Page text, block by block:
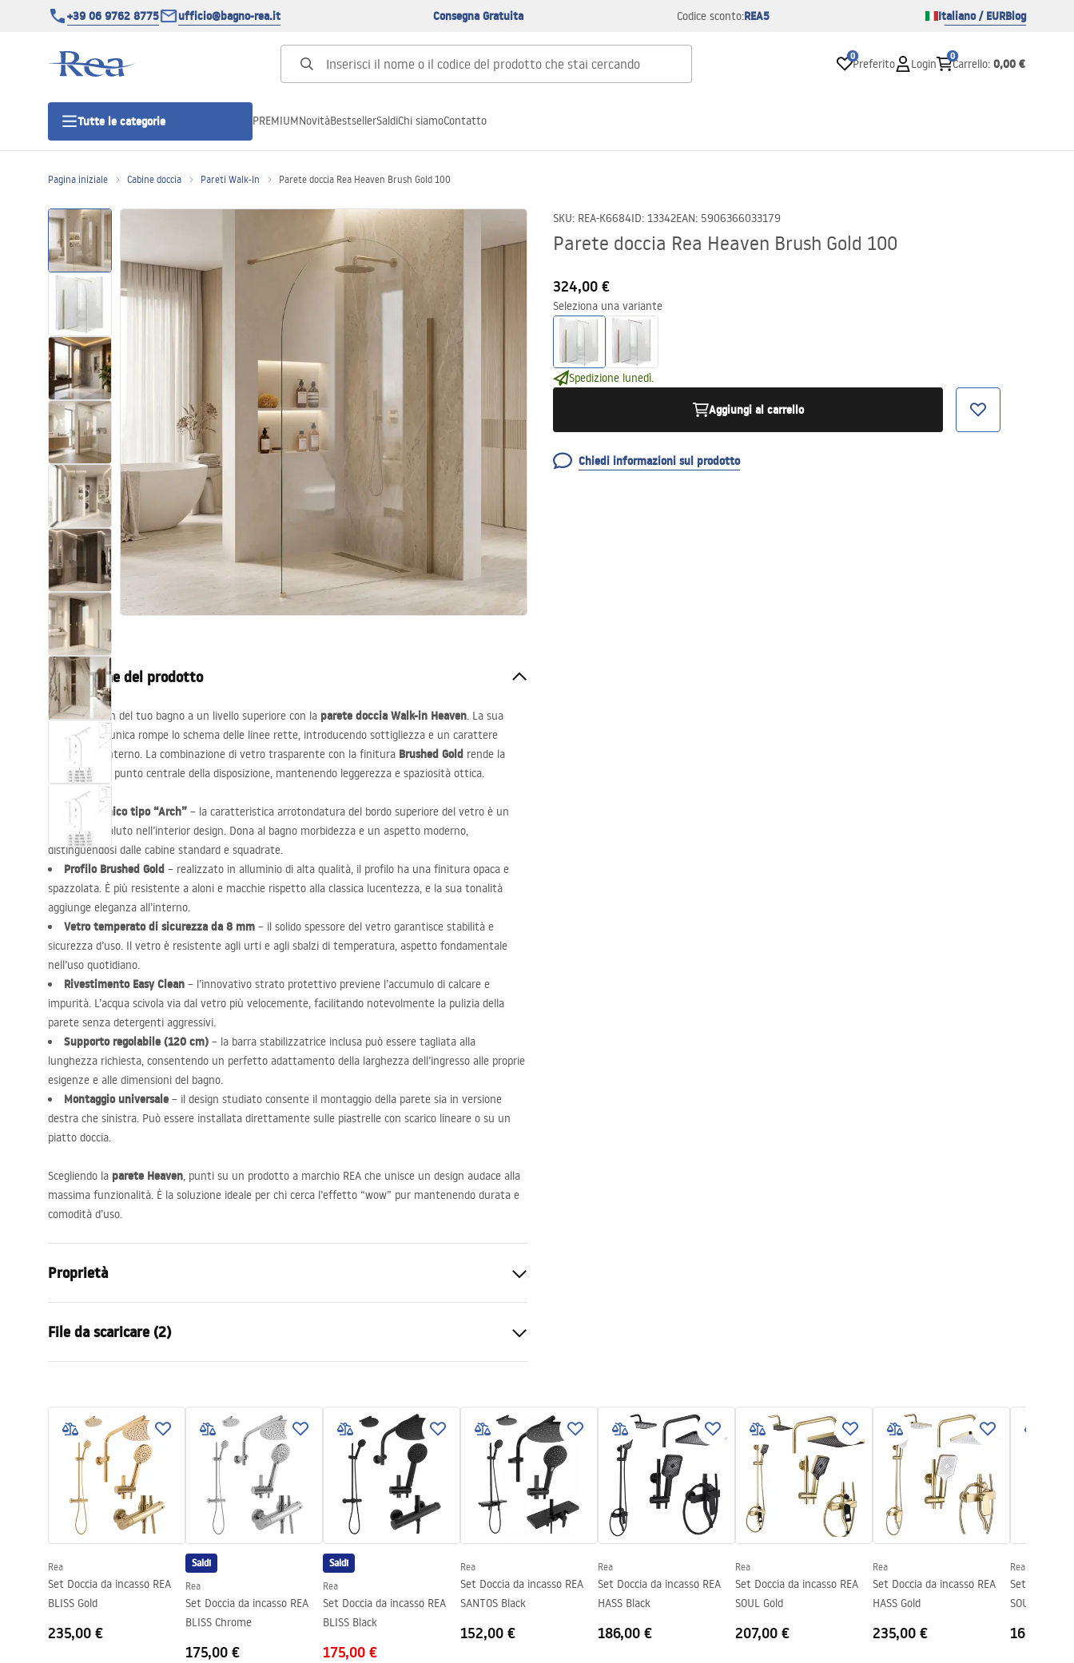
+39 06 9762 8775 ufficio@bagno-rea.it Consegna Gratuita Codice sconto:REA5 Italiano / EURBlog
0
Preferito Login
0
Carrello: 0,00 €
Tutte le categorie
Porte doccia
Piatti doccia da bagno
Canaline di scarico
Set di vaso WC e bidet
Lavabi
Vasche da bagno e schermi vasca
Rubinetti da bagno
Set doccia
Cucina
Accessori e mobili da bagno
PREMIUMNovitàBestsellerSaldiChi siamoContatto
Pagina iniziale Cabine doccia Pareti Walk-In Parete doccia Rea Heaven Brush Gold 100
SKU: REA-K6684ID: 13342EAN: 5906366033179
Parete doccia Rea Heaven Brush Gold 100
324,00 €
Seleziona una variante
Spedizione lunedì.
Aggiungi al carrello
Chiedi informazioni sul prodotto
Descrizione del prodotto
Porta il design del tuo bagno a un livello superiore con la parete doccia Walk-in Heaven. La sua
forma curva unica rompe lo schema delle linee rette, introducendo sottigliezza e un carattere
lussuoso all’interno. La combinazione di vetro trasparente con la finitura Brushed Gold rende la
zona doccia il punto centrale della disposizione, mantenendo leggerezza e spaziosità ottica.
Design unico tipo “Arch” – la caratteristica arrotondatura del bordo superiore del vetro è un
successo assoluto nell’interior design. Dona al bagno morbidezza e un aspetto moderno,
distinguendosi dalle cabine standard e squadrate.
Profilo Brushed Gold – realizzato in alluminio di alta qualità, il profilo ha una finitura opaca e
spazzolata. È più resistente a aloni e macchie rispetto alla classica lucentezza, e la sua tonalità
aggiunge eleganza all’interno.
Vetro temperato di sicurezza da 8 mm – il solido spessore del vetro garantisce stabilità e
sicurezza d’uso. Il vetro è resistente agli urti e agli sbalzi di temperatura, aspetto fondamentale
nell’uso quotidiano.
Rivestimento Easy Clean – l’innovativo strato protettivo previene l’accumulo di calcare e
impurità. L’acqua scivola via dal vetro più velocemente, facilitando notevolmente la pulizia della
parete senza detergenti aggressivi.
Supporto regolabile (120 cm) – la barra stabilizzatrice inclusa può essere tagliata alla
lunghezza richiesta, consentendo un perfetto adattamento della larghezza dell’ingresso alle proprie
esigenze e alle dimensioni del bagno.
Montaggio universale – il design studiato consente il montaggio della parete sia in versione
destra che sinistra. Può essere installata direttamente sulle piastrelle con scarico lineare o su un
piatto doccia.
Scegliendo la parete Heaven, punti su un prodotto a marchio REA che unisce un design audace alla
massima funzionalità. È la soluzione ideale per chi cerca l’effetto “wow” pur mantenendo durata e
comodità d’uso.
Proprietà
Colore
Tipo di cabina
Walk-in
Assemblaggio
Sul pavimento o piatto doccia
Altezza
Direzione della cabina
Garanzia
Rivestimento Easy Clean
Sì, su entrambi i lati del vetro
File da scaricare (2)
Informazioni sulla sicurezza
WARUNKI BEZPIECZENSTWA
KABINY DRZWI PARAWANY.pdf
Warranty_Terms_and_Conditions_
_Shower_Doors__Enclosures__Pan
els__Bath_Screens_-_24.pdf
Rea
Set Doccia da incasso REA
BLISS Gold
235,00 €
Saldi
Rea
Set Doccia da incasso REA
BLISS Chrome
175,00 €
Saldi
Rea
Set Doccia da incasso REA
BLISS Black
175,00 €
Rea
Set Doccia da incasso REA
SANTOS Black
152,00 €
Rea
Set Doccia da incasso REA
HASS Black
186,00 €
Rea
Set Doccia da incasso REA
SOUL Gold
207,00 €
Rea
Set Doccia da incasso REA
HASS Gold
235,00 €
Rea
Set Doccia
SOUL Black
165,00 €